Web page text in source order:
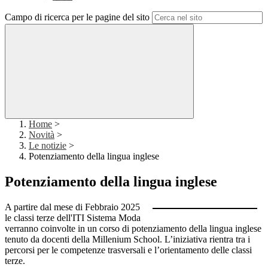
Campo di ricerca per le pagine del sito
Home >
Novità >
Le notizie >
Potenziamento della lingua inglese
Potenziamento della lingua inglese
A partire dal mese di Febbraio 2025
le classi terze dell'ITI Sistema Moda
verranno coinvolte in un corso di potenziamento della lingua inglese
tenuto da docenti della Millenium School. L’iniziativa rientra tra i
percorsi per le competenze trasversali e l’orientamento delle classi
terze.